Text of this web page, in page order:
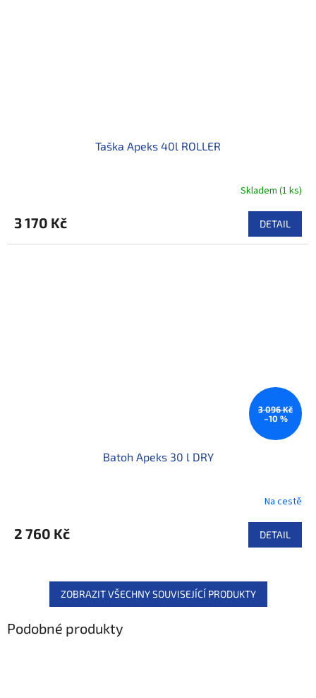
Taška Apeks 40l ROLLER
Skladem (1 ks)
3 170 Kč DETAIL
3 096 Kč
–10 %
Batoh Apeks 30 l DRY
Na cestě
2 760 Kč DETAIL
ZOBRAZIT VŠECHNY SOUVISEJÍCÍ PRODUKTY
Podobné produkty